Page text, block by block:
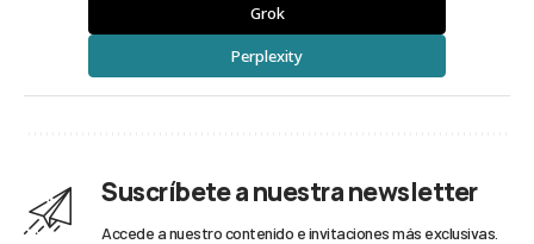
Grok
Perplexity
Suscríbete a nuestra newsletter
Accede a nuestro contenido e invitaciones más exclusivas.